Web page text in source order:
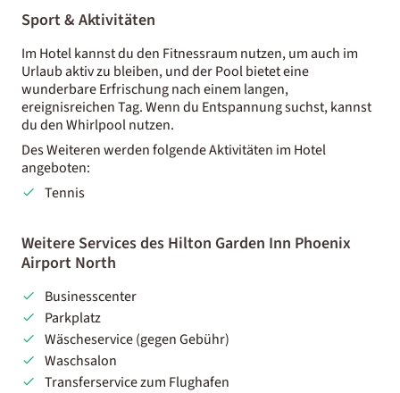
Sport & Aktivitäten
Im Hotel kannst du den Fitnessraum nutzen, um auch im
Urlaub aktiv zu bleiben, und der Pool bietet eine
wunderbare Erfrischung nach einem langen,
ereignisreichen Tag. Wenn du Entspannung suchst, kannst
du den Whirlpool nutzen.
Des Weiteren werden folgende Aktivitäten im Hotel
angeboten:
Tennis
Weitere Services des Hilton Garden Inn Phoenix
Airport North
Businesscenter
Parkplatz
Wäscheservice (gegen Gebühr)
Waschsalon
Transferservice zum Flughafen